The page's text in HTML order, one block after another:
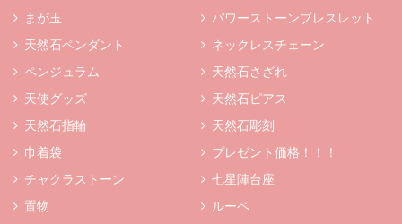
まが玉
パワーストーンブレスレット
天然石ペンダント
ネックレスチェーン
ペンジュラム
天然石さざれ
天使グッズ
天然石ピアス
天然石指輪
天然石彫刻
巾着袋
プレゼント価格！！！
チャクラストーン
七星陣台座
置物
ルーペ